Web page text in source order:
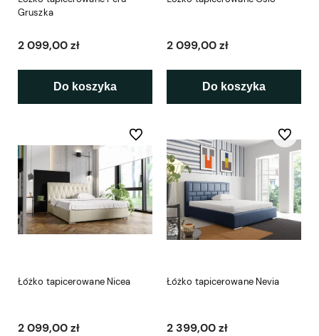
Gruszka
2 099,00 zł
Do koszyka
2 099,00 zł
Do koszyka
Łóżko tapicerowane Nicea
2 099,00 zł
Do ulubionych
Łóżko tapicerowane Nevia
2 399,00 zł
Do